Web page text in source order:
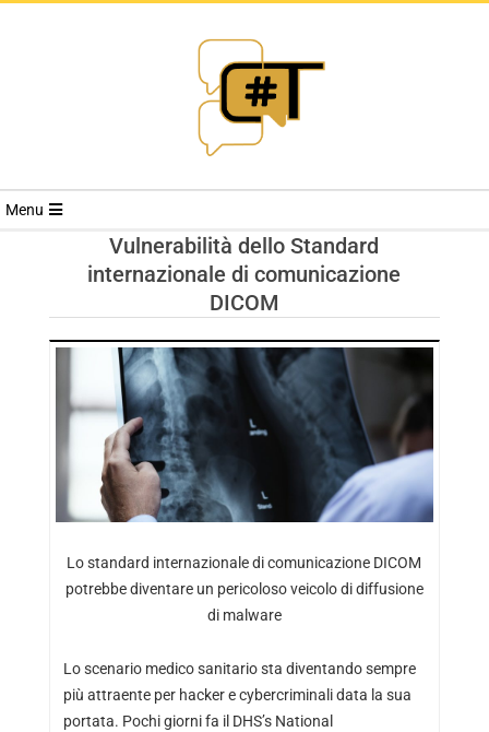
RIVISTA
TRENDS
Menu
Vulnerabilità dello Standard
internazionale di comunicazione
DICOM
Lo standard internazionale di comunicazione DICOM
potrebbe diventare un pericoloso veicolo di diffusione
di malware
Lo scenario medico sanitario sta diventando sempre
più attraente per hacker e cybercriminali data la sua
portata. Pochi giorni fa il DHS’s National